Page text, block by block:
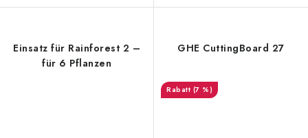
Einsatz für Rainforest 2 –
für 6 Pflanzen
GHE CuttingBoard 27
(7 %)